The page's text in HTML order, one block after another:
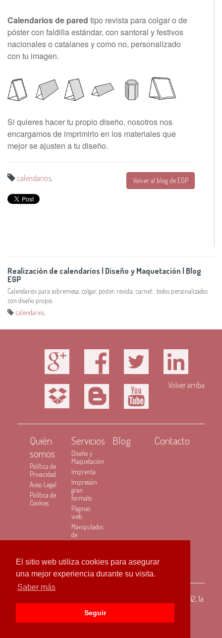
El sitio web utiliza cookies para asegurar
una mejor experiencia durante su visita.
Saber más
Seguir
Calendarios de pared tipo revista para colgar o de
póster con faldilla estándar, con santoral y festivos
nacionales o catalanes y como no, personalizado
con tu imagen.
Si quieres hacer tu propio diseño, nosotros nos
encargamos de imprimirlo en los materiales que
mejor se ajusten a tu diseño.
Volver al blog de EGP
calendarios,
Realización de calendarios | Diseño y Maquetación | Blog
EGP
Calendarios para sobremesa, colgar, poster, revista, carnet... todos personalizados
con diseño propio.
calendarios
Volver arriba
Quién
somos
Política de
Privacidad
Aviso Legal
Política de
Cookies
Servicios
Diseño y
Maquetación
Imprenta
Impresión
gran
formato
Páginas
web
Manipulados
de
impresión
de vinilo y
rotulación
Blog Contacto
Av. Apel·les Mestres 40-42, 1a
planta - 08820 El Prat de Llobregat, BARCELONA |
933707579|Horario Laboral:9:00 h. - 19:00 h.